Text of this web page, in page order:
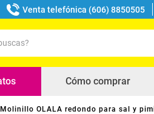
Venta telefónica (606) 8850505
Cómo comprar
Molinillo OLALA redondo para sal y
buscados